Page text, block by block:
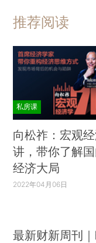
推荐阅读
私房课
向松祚：宏观
讲，带你了解
经济大局
2022年04月06日
最新财新周刊